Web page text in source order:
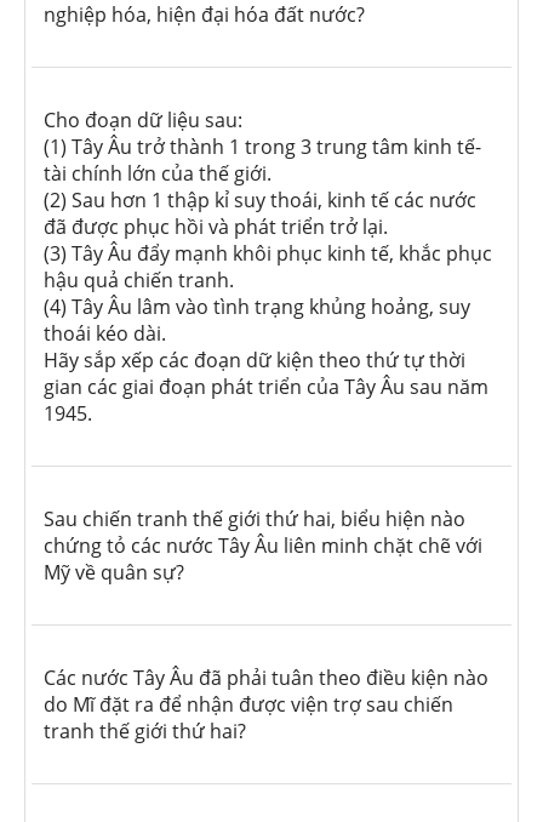
nghiệp hóa, hiện đại hóa đất nước?
Cho đoạn dữ liệu sau:
(1) Tây Âu trở thành 1 trong 3 trung tâm kinh tế-
tài chính lớn của thế giới.
(2) Sau hơn 1 thập kỉ suy thoái, kinh tế các nước
đã được phục hồi và phát triển trở lại.
(3) Tây Âu đẩy mạnh khôi phục kinh tế, khắc phục
hậu quả chiến tranh.
(4) Tây Âu lâm vào tình trạng khủng hoảng, suy
thoái kéo dài.
Hãy sắp xếp các đoạn dữ kiện theo thứ tự thời
gian các giai đoạn phát triển của Tây Âu sau năm
1945.
Sau chiến tranh thế giới thứ hai, biểu hiện nào
chứng tỏ các nước Tây Âu liên minh chặt chẽ với
Mỹ về quân sự?
Các nước Tây Âu đã phải tuân theo điều kiện nào
do Mĩ đặt ra để nhận được viện trợ sau chiến
tranh thế giới thứ hai?